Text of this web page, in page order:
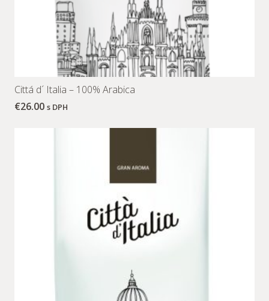
Cittá d´ Italia – 100% Arabica
€26.00 s DPH